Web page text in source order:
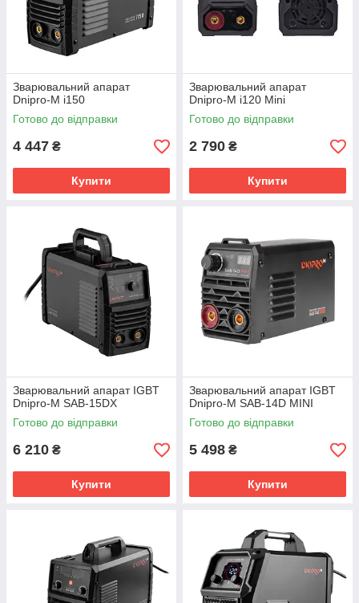
Зварювальний апарат
Dnipro-M i150
Готово до відправки
4 447 ₴
Купити
Зварювальний апарат
Dnipro-M i120 Mini
Готово до відправки
2 790 ₴
Купити
Зварювальний апарат IGBT
Dnipro-M SAB-15DX
Готово до відправки
6 210 ₴
Купити
Зварювальний апарат IGBT
Dnipro-M SAB-14D MINI
Готово до відправки
5 498 ₴
Купити